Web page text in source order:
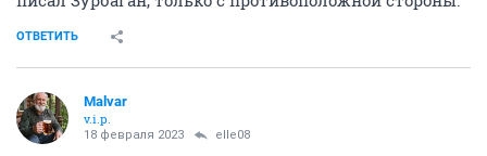
ОТВЕТИТЬ
Malvar
v.i.p.
18 февраля 2023 elle08